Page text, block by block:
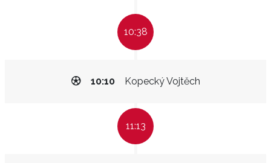
10:38
Kopecký Vojtěch
10:10
11:13